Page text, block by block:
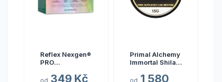
Reflex Nexgen®
PRO
NEW, 90 kapslí
od 349 Kč
Primal Alchemy
Immortal Shilajit
gramů
od 1 580